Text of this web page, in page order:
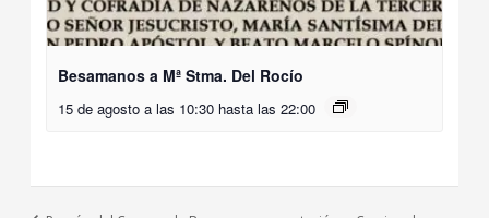
Besamanos a Mª Stma. Del Rocío
15 de agosto a las 10:30 hasta las 22:00